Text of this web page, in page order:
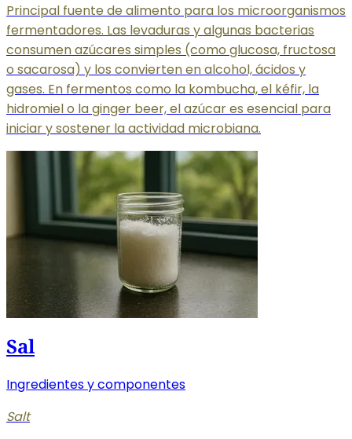
Principal fuente de alimento para los microorganismos
fermentadores. Las levaduras y algunas bacterias
consumen azúcares simples (como glucosa, fructosa
o sacarosa) y los convierten en alcohol, ácidos y
gases. En fermentos como la kombucha, el kéfir, la
hidromiel o la ginger beer, el azúcar es esencial para
iniciar y sostener la actividad microbiana.
Sal
Ingredientes y componentes
Salt